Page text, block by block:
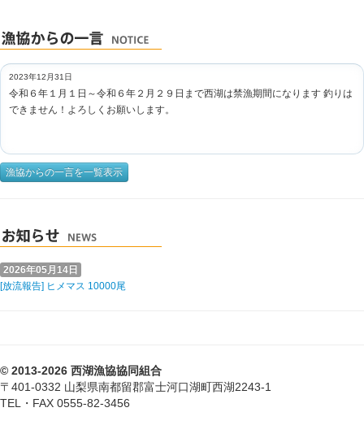
2023年12月31日
令和６年１月１日～令和６年２月２９日まで西湖は禁漁期間になります 釣りは
できません！よろしくお願いします。
漁協からの一言を一覧表示
2026年05月14日
[放流報告] ヒメマス 10000尾
© 2013-2026 西湖漁協協同組合
〒401-0332 山梨県南都留郡富士河口湖町西湖2243-1
TEL・FAX 0555-82-3456